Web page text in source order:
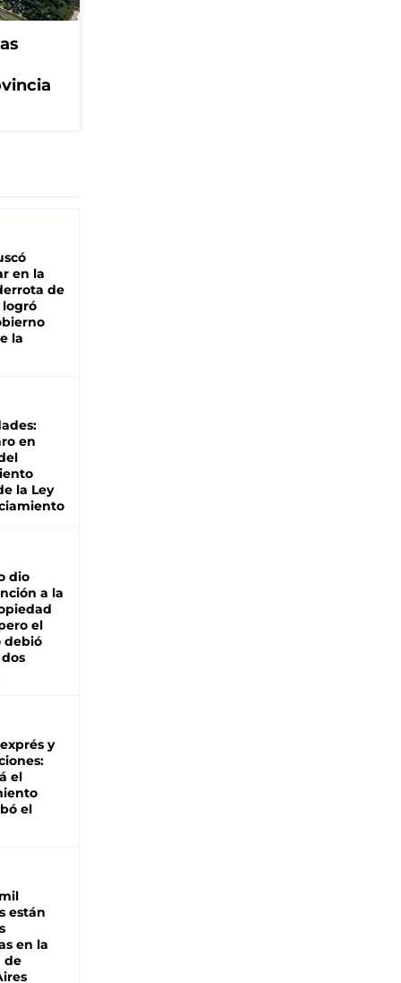
en la
de
logró
la
en
la Ley
dio
a la
el
debió
y
el
el
están
en la
de